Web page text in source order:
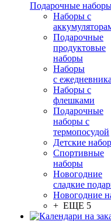
Подарочные
Наборы с
Подарочные
продуктовые
наборы
Наборы
с
Наборы с
флешками
Подарочные
наборы с
термопосудой
Детские
Спортивные
наборы
Новогодние
сладкие
Новогодние
+ ЕЩЕ 5